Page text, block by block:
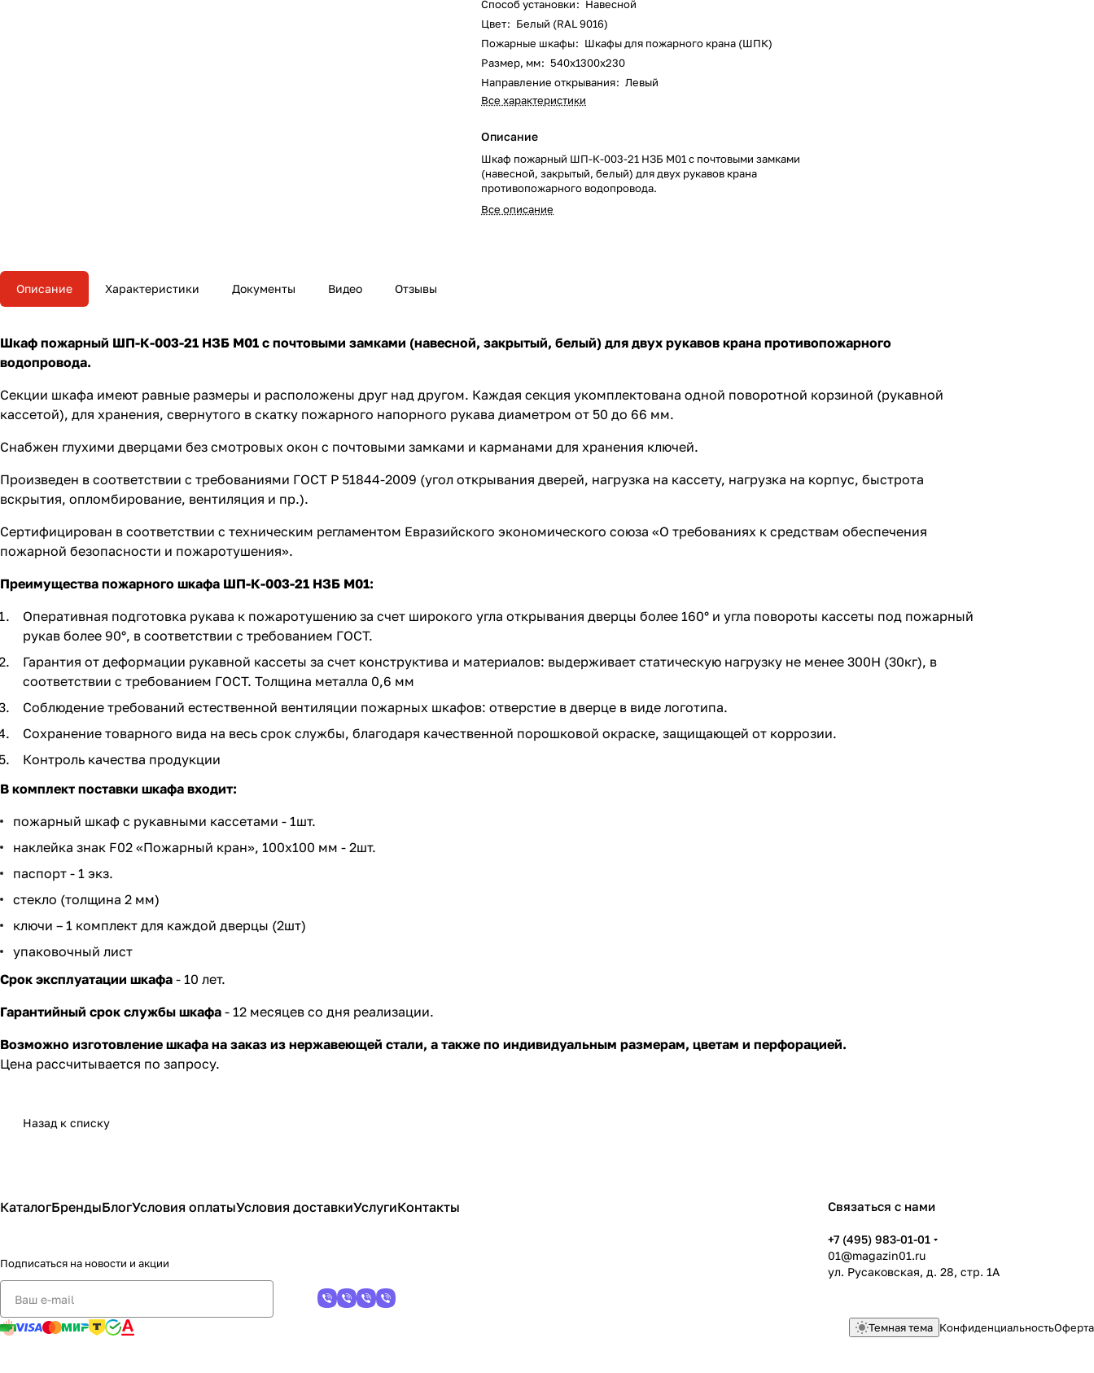
Способ установки: Навесной
Цвет: Белый (RAL 9016)
Пожарные шкафы: Шкафы для пожарного крана (ШПК)
Размер, мм: 540х1300х230
Направление открывания: Левый
Все характеристики
Описание
Шкаф пожарный ШП-К-003-21 НЗБ М01 с почтовыми замками
(навесной, закрытый, белый) для двух рукавов крана
противопожарного водопровода.
Все описание
Описание Характеристики Документы Видео Отзывы
Шкаф пожарный ШП-К-003-21 НЗБ М01 с почтовыми замками (навесной, закрытый, белый) для двух рукавов крана противопожарного
водопровода.
Секции шкафа имеют равные размеры и расположены друг над другом. Каждая секция укомплектована одной поворотной корзиной (рукавной
кассетой), для хранения, свернутого в скатку пожарного напорного рукава диаметром от 50 до 66 мм.
Снабжен глухими дверцами без смотровых окон с почтовыми замками и карманами для хранения ключей.
Произведен в соответствии с требованиями ГОСТ Р 51844-2009 (угол открывания дверей, нагрузка на кассету, нагрузка на корпус, быстрота
вскрытия, опломбирование, вентиляция и пр.).
Сертифицирован в соответствии с техническим регламентом Евразийского экономического союза «О требованиях к средствам обеспечения
пожарной безопасности и пожаротушения».
Преимущества пожарного шкафа ШП-К-003-21 НЗБ М01:
Оперативная подготовка рукава к пожаротушению за счет широкого угла открывания дверцы более 160° и угла повороты кассеты под пожарный
рукав более 90°, в соответствии с требованием ГОСТ.
Гарантия от деформации рукавной кассеты за счет конструктива и материалов: выдерживает статическую нагрузку не менее 300Н (30кг), в
соответствии с требованием ГОСТ. Толщина металла 0,6 мм
Соблюдение требований естественной вентиляции пожарных шкафов: отверстие в дверце в виде логотипа.
Сохранение товарного вида на весь срок службы, благодаря качественной порошковой окраске, защищающей от коррозии.
Контроль качества продукции
В комплект поставки шкафа входит:
пожарный шкаф с рукавными кассетами - 1шт.
наклейка знак F02 «Пожарный кран», 100х100 мм - 2шт.
паспорт - 1 экз.
стекло (толщина 2 мм)
ключи – 1 комплект для каждой дверцы (2шт)
упаковочный лист
Срок эксплуатации шкафа - 10 лет.
Гарантийный срок службы шкафа - 12 месяцев со дня реализации.
Возможно изготовление шкафа на заказ из нержавеющей стали, а также по индивидуальным размерам, цветам и перфорацией.
Цена рассчитывается по запросу.
Назад к списку
КаталогБрендыБлогУсловия оплатыУсловия доставкиУслугиКонтакты
Подписаться на новости и акции
Связаться с нами
+7 (495) 983-01-01
01@magazin01.ru
ул. Русаковская, д. 28, стр. 1А
Темная тема КонфиденциальностьОферта